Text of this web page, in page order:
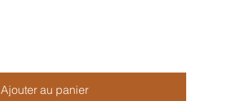
Ajouter au panier